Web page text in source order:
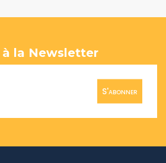
la Newsletter
S'abonner